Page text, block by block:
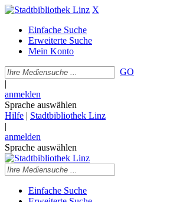
X
Einfache Suche
Erweiterte Suche
Mein Konto
GO
|
anmelden
Sprache auswählen
Hilfe | Stadtbibliothek Linz
|
anmelden
Sprache auswählen
Einfache Suche